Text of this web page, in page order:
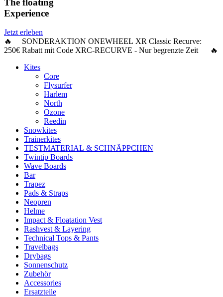
The floating
Experience
Jetzt erleben
🔥 SONDERAKTION ONEWHEEL XR Classic Recurve:
250€ Rabattmit Code XRC-RECURVE - Nur begrenzte Zeit 🔥
Kites
Core
Flysurfer
Harlem
North
Ozone
Reedin
Snowkites
Trainerkites
TESTMATERIAL & SCHNÄPPCHEN
Twintip Boards
Wave Boards
Bar
Trapez
Pads & Straps
Neopren
Helme
Impact & Floatation Vest
Rashvest & Layering
Technical Tops & Pants
Travelbags
Drybags
Sonnenschutz
Zubehör
Accessories
Ersatzteile